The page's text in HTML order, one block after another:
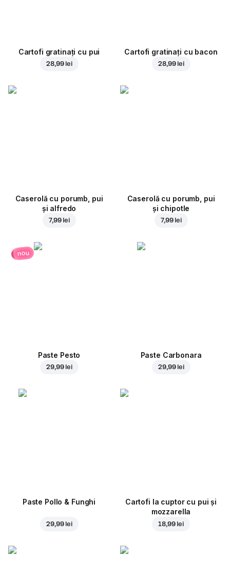
Cartofi gratinați cu pui
28,99 lei
Cartofi gratinați cu bacon
28,99 lei
Caserolă cu porumb, pui
și alfredo
7,99 lei
Caserolă cu porumb, pui
și chipotle
7,99 lei
nou
Paste Pesto
29,99 lei
Paste Carbonara
29,99 lei
Paste Pollo & Funghi
29,99 lei
Cartofi la cuptor cu pui și
mozzarella
18,99 lei